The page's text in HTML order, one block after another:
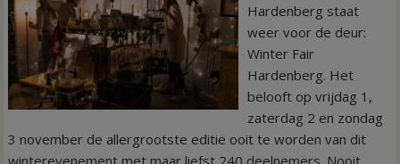
Hardenberg staat
weer voor de deur:
Winter Fair
Hardenberg. Het
belooft op vrijdag 1,
zaterdag 2 en zondag
3 november de allergrootste editie ooit te worden van dit
winterevenement met maar liefst 240 deelnemers. Nooit